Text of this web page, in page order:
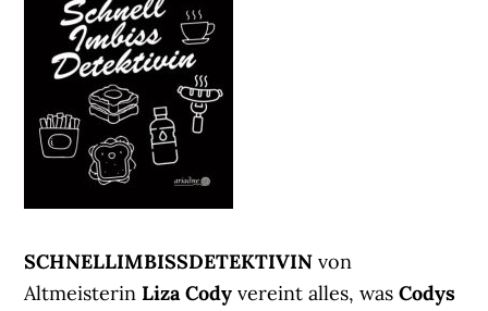
SCHNELLIMBISSDETEKTIVINvon
AltmeisterinLiza Cody vereint alles, wasCodys